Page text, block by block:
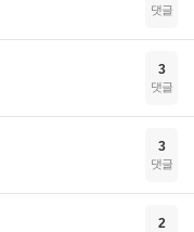
댓글
3
댓글
3
댓글
2